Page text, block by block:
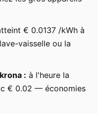
€ 0.0137 /kWh à
vaisselle ou la
: à l'heure la
€ 0.02 — économies